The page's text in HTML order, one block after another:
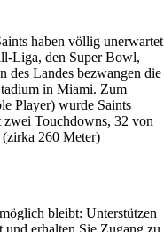
haben völlig unerwartet
Liga, den Super Bowl,
des Landes bezwangen die
in Miami. Zum
Player) wurde Saints
Touchdowns, 32 von
(zirka 260 Meter)
bleibt: Unterstützen
erhalten Sie Zugang zu